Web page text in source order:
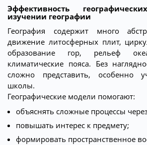
Эффективность
изучении географии
География содержит много
движение литосферных плит,
образование гор, рельеф
климатические пояса. Без
сложно представить, особенно
школы.
Географические модели помогают:
объяснять сложные процессы
повышать интерес к предмету;
формировать пространственное